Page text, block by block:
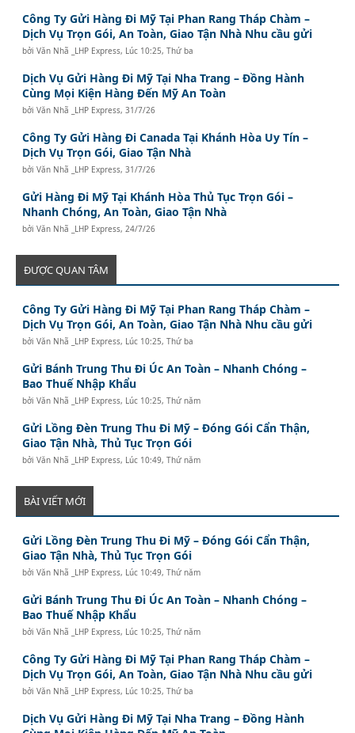
Công Ty Gửi Hàng Đi Mỹ Tại Phan Rang Tháp Chàm –
Dịch Vụ Trọn Gói, An Toàn, Giao Tận Nhà Nhu cầu gửi
bởiVăn Nhã _LHP Express, Lúc 10:25, Thứ ba
Dịch Vụ Gửi Hàng Đi Mỹ Tại Nha Trang – Đồng Hành
Cùng Mọi Kiện Hàng Đến Mỹ An Toàn
bởiVăn Nhã _LHP Express,31/7/26
Công Ty Gửi Hàng Đi Canada Tại Khánh Hòa Uy Tín –
Dịch Vụ Trọn Gói, Giao Tận Nhà
bởiVăn Nhã _LHP Express,31/7/26
Gửi Hàng Đi Mỹ Tại Khánh Hòa Thủ Tục Trọn Gói –
Nhanh Chóng, An Toàn, Giao Tận Nhà
bởiVăn Nhã _LHP Express,24/7/26
ĐƯỢC QUAN TÂM
Công Ty Gửi Hàng Đi Mỹ Tại Phan Rang Tháp Chàm –
Dịch Vụ Trọn Gói, An Toàn, Giao Tận Nhà Nhu cầu gửi
bởiVăn Nhã _LHP Express, Lúc 10:25, Thứ ba
Gửi Bánh Trung Thu Đi Úc An Toàn – Nhanh Chóng –
Bao Thuế Nhập Khẩu
bởiVăn Nhã _LHP Express, Lúc 10:25, Thứ năm
Gửi Lồng Đèn Trung Thu Đi Mỹ – Đóng Gói Cẩn Thận,
Giao Tận Nhà, Thủ Tục Trọn Gói
bởiVăn Nhã _LHP Express, Lúc 10:49, Thứ năm
BÀI VIẾT MỚI
Gửi Lồng Đèn Trung Thu Đi Mỹ – Đóng Gói Cẩn Thận,
Giao Tận Nhà, Thủ Tục Trọn Gói
bởiVăn Nhã _LHP Express, Lúc 10:49, Thứ năm
Gửi Bánh Trung Thu Đi Úc An Toàn – Nhanh Chóng –
Bao Thuế Nhập Khẩu
bởiVăn Nhã _LHP Express, Lúc 10:25, Thứ năm
Công Ty Gửi Hàng Đi Mỹ Tại Phan Rang Tháp Chàm –
Dịch Vụ Trọn Gói, An Toàn, Giao Tận Nhà Nhu cầu gửi
bởiVăn Nhã _LHP Express, Lúc 10:25, Thứ ba
Dịch Vụ Gửi Hàng Đi Mỹ Tại Nha Trang – Đồng Hành